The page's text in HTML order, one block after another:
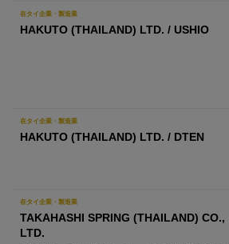
在タイ企業・製造業
HAKUTO (THAILAND) LTD. / USHIO
在タイ企業・製造業
HAKUTO (THAILAND) LTD. / DTEN
在タイ企業・製造業
TAKAHASHI SPRING (THAILAND) CO.,
LTD.